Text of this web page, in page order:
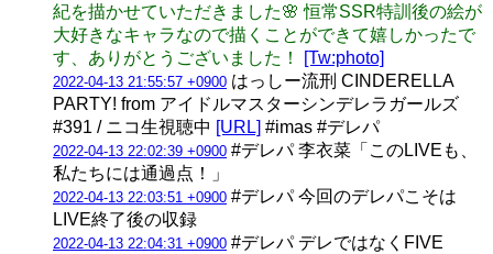
紀を描かせていただきました🌸 恒常SSR特訓後の絵が
大好きなキャラなので描くことができて嬉しかったで
す、ありがとうございました！
[Tw:photo]
2022-04-13 21:55:57 +0900 はっしー流刑 CINDERELLA
PARTY! from アイドルマスターシンデレラガールズ
#391 / ニコ生視聴中 [URL] #imas #デレパ
2022-04-13 22:02:39 +0900 #デレパ 李衣菜「このLIVEも、
私たちには通過点！」
2022-04-13 22:03:51 +0900 #デレパ 今回のデレパこそは
LIVE終了後の収録
2022-04-13 22:04:31 +0900 #デレパ デレではなくFIVE